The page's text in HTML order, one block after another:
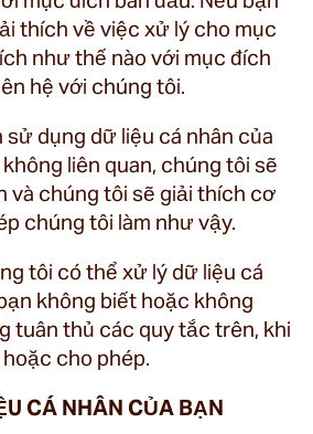
thích về việc xử lý cho mục
như thế nào với mục đích
hệ với chúng tôi.
dụng dữ liệu cá nhân của
liên quan, chúng tôi sẽ
và chúng tôi sẽ giải thích cơ
chúng tôi làm như vậy.
tôi có thể xử lý dữ liệu cá
không biết hoặc không
tuân thủ các quy tắc trên, khi
cho phép.
CÁ NHÂN CỦA BẠN